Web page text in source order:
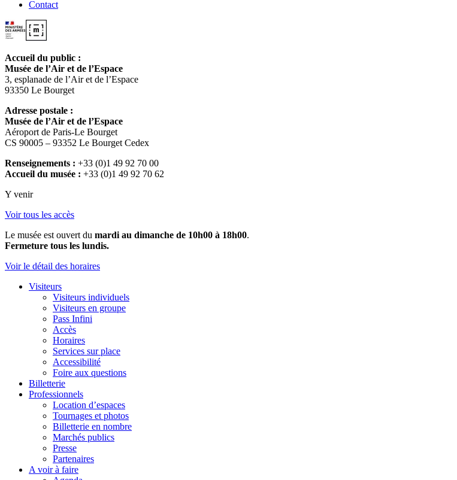
Contact
Accueil du public :
Musée de l’Air et de l’Espace
3, esplanade de l’Air et de l’Espace
93350 Le Bourget
Adresse postale :
Musée de l’Air et de l’Espace
Aéroport de Paris-Le Bourget
CS 90005 – 93352 Le Bourget Cedex
Renseignements : +33 (0)1 49 92 70 00
Accueil du musée : +33 (0)1 49 92 70 62
Y venir
Voir tous les accès
Le musée est ouvert du mardi au dimanche de 10h00 à 18h00.
Fermeture tous les lundis.
Voir le détail des horaires
Visiteurs
Visiteurs individuels
Visiteurs en groupe
Pass Infini
Accès
Horaires
Services sur place
Accessibilité
Foire aux questions
Billetterie
Professionnels
Location d’espaces
Tournages et photos
Billetterie en nombre
Marchés publics
Presse
Partenaires
A voir à faire